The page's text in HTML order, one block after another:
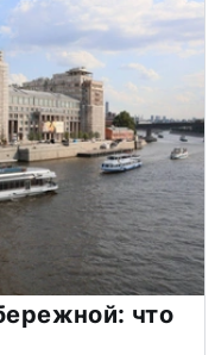
что